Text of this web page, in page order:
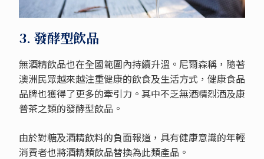
3. 發酵型飲品
無酒精飲品也在全國範圍內持續升溫。尼爾森稱，隨著
澳洲民眾越來越注重健康的飲食及生活方式，健康食品
品牌也獲得了更多的牽引力。其中不乏無酒精烈酒及康
普茶之類的發酵型飲品。
由於對糖及酒精飲料的負面報道，具有健康意識的年輕
消費者也將酒精類飲品替換為此類產品。